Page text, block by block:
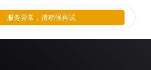
服务异常，请稍候再试